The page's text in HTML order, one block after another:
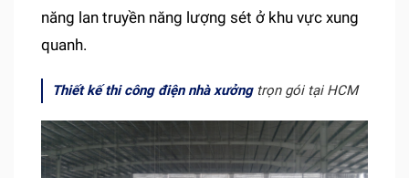
năng lan truyền năng lượng sét ở khu vực xung
quanh.
Thiết kế thi công điện nhà xưởngtrọn gói tại HCM